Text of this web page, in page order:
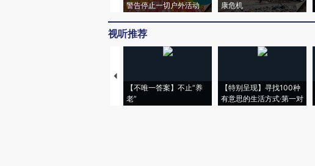
警告停止一切户外活动
康危机
视听推荐
【不唯一答案】不止“养
老”
【特别呈现】寻找100种
有意思的生活方式·第一对